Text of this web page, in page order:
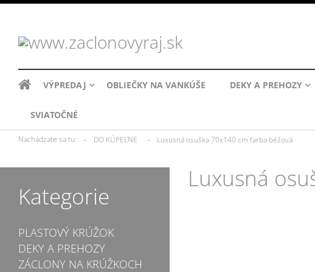
VÝPREDAJ OBLIEČKY NA VANKÚŠE DEKY A PREHOZY
SVIATOČNÉ
Nachádzate sa tu: DO KÚPEĽNE Luxusná osuška 70x140 cm farba béžová
Kategorie
PLASTOVÝ KRÚŽOK
DEKY A PREHOZY
ZÁCLONY NA KRÚŽKOCH
Luxusná